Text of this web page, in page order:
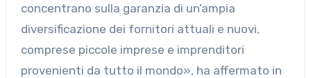
concentrano sulla garanzia di un’ampia
diversificazione dei fornitori attuali e nuovi,
comprese piccole imprese e imprenditori
provenienti da tutto il mondo», ha affermato in